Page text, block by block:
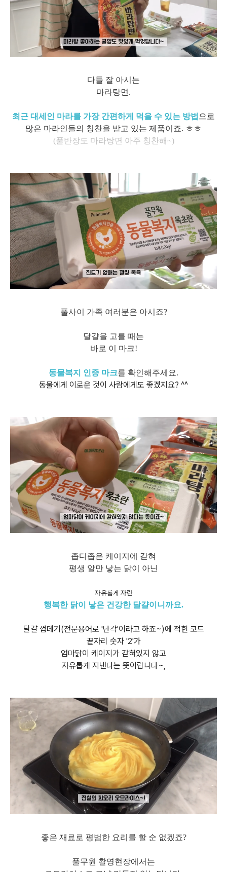
다들 잘 아시는
마라탕면.
최근 대세인 마라를 가장 간편하게 먹을 수 있는 방법 으로
많은 마라인들의 칭찬을 받고 있는 제품이죠. ㅎㅎ
(풀반장도 마라탕면 아주 칭찬해~)
풀사이 가족 여러분은 아시죠?
달걀을 고를 때는
바로 이 마크!
동물복지 인증 마크를 확인해주세요.
동물에게 이로운 것이 사람에게도 좋겠지요? ^^
좁디좁은 케이지에 갇혀
평생 알만 낳는 닭이 아닌
자유롭게 자란
행복한 닭이 낳은 건강한 달걀이니까요.
달걀 껍데기(전문용어로 '난각'이라고 하죠~)에 적힌 코드
끝자리 숫자 '2'가
엄마닭이 케이지가 갇혀있지 않고
자유롭게 지낸다는 뜻이랍니다~,
좋은 재료로 평범한 요리를 할 순 없겠죠?
풀무원 촬영현장에서는